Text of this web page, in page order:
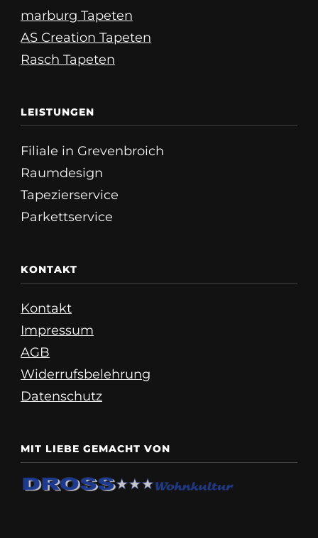
marburg Tapeten
AS Creation Tapeten
Rasch Tapeten
LEISTUNGEN
Filiale in Grevenbroich
Raumdesign
Tapezierservice
Parkettservice
KONTAKT
Kontakt
Impressum
AGB
Widerrufsbelehrung
Datenschutz
MIT LIEBE GEMACHT VON